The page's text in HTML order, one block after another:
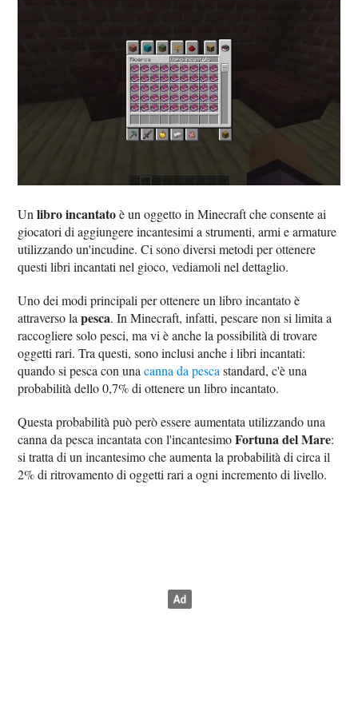
Unlibro incantatoè un oggetto in Minecraft che consente ai
giocatori di aggiungere incantesimi a strumenti, armi e armature
utilizzando un'incudine. Ci sono diversi metodi per ottenere
questi libri incantati nel gioco, vediamoli nel dettaglio.
Uno dei modi principali per ottenere un libro incantato è
attraverso lapesca. In Minecraft, infatti, pescare non si limita a
raccogliere solo pesci, ma vi è anche la possibilità di trovare
oggetti rari. Tra questi, sono inclusi anche i libri incantati:
quando si pesca con unacanna da pescastandard, c'è una
probabilità dello 0,7% di ottenere un libro incantato.
Questa probabilità può però essere aumentata utilizzando una
canna da pesca incantata con l'incantesimoFortuna del Mare:
si tratta di un incantesimo che aumenta la probabilità di circa il
2% di ritrovamento di oggetti rari a ogni incremento di livello.